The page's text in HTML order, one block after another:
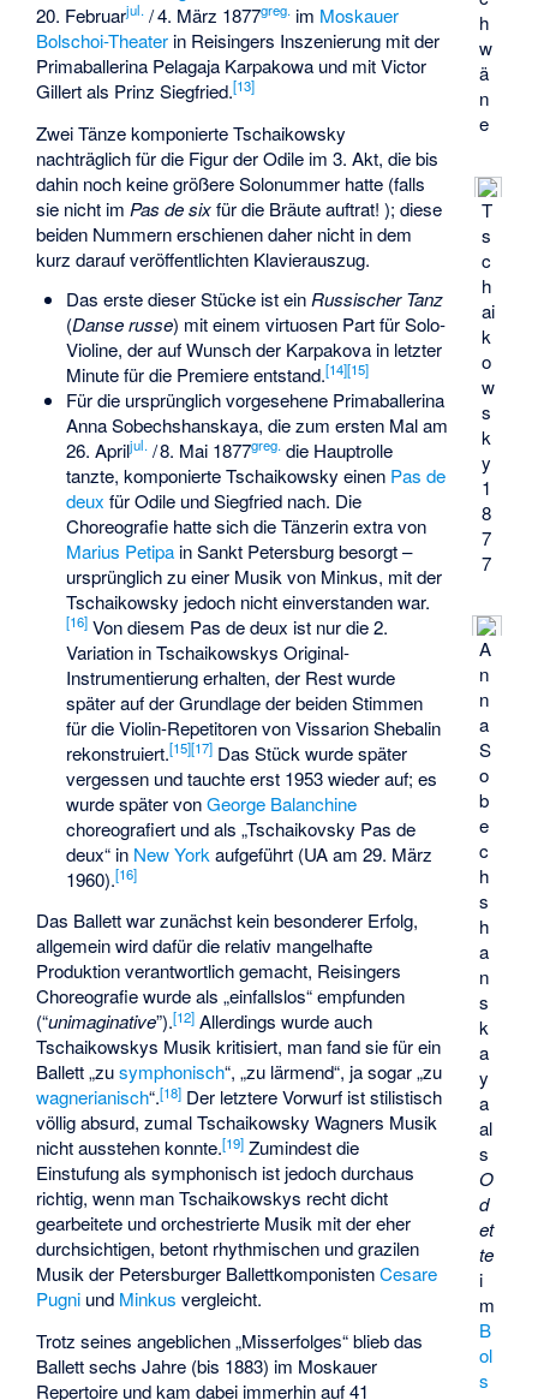
h
w
ä
n
e
T
s
c
h
ai
k
o
w
s
k
y
1
8
7
7
20. Februarjul. /4. März 1877greg.im Moskauer
Bolschoi-Theater in Reisingers Inszenierung mit der
Primaballerina Pelagaja Karpakowa und mit Victor
Gillert als Prinz Siegfried.[13]
Zwei Tänze komponierte Tschaikowsky
nachträglich für die Figur der Odile im 3. Akt, die bis
dahin noch keine größere Solonummer hatte (falls
sie nicht im Pas de sixfür die Bräute auftrat! ); diese
beiden Nummern erschienen daher nicht in dem
kurz darauf veröffentlichten Klavierauszug.
A
n
n
a
S
o
b
e
c
h
s
h
a
n
s
k
a
y
a
al
s
O
d
et
te
i
m
B
ol
s
Das erste dieser Stücke ist ein Russischer Tanz
(Danse russe) mit einem virtuosen Part für Solo-
Violine, der auf Wunsch der Karpakova in letzter
Minute für die Premiere entstand.[14][15]
Für die ursprünglich vorgesehene Primaballerina
Anna Sobechshanskaya, die zum ersten Mal am
26. Apriljul./8. Mai 1877greg. die Hauptrolle
tanzte, komponierte Tschaikowsky einen Pas de
deux für Odile und Siegfried nach. Die
Choreografie hatte sich die Tänzerin extra von
Marius Petipain Sankt Petersburg besorgt –
ursprünglich zu einer Musik von Minkus, mit der
Tschaikowsky jedoch nicht einverstanden war.
[16]Von diesem Pas de deux ist nur die 2.
Variation in Tschaikowskys Original-
Instrumentierung erhalten, der Rest wurde
später auf der Grundlage der beiden Stimmen
für die Violin-Repetitoren vonVissarion Shebalin
rekonstruiert.[15][17]Das Stück wurde später
vergessen und tauchte erst 1953 wieder auf; es
wurde später vonGeorge Balanchine
choreografiert und als „Tschaikovsky Pas de
deux“ in New York aufgeführt (UA am 29. März
1960).[16]
Das Ballett war zunächst kein besonderer Erfolg,
allgemein wird dafür die relativ mangelhafte
Produktion verantwortlich gemacht, Reisingers
Choreografie wurde als „einfallslos“ empfunden
(“unimaginative”).[12] Allerdings wurde auch
Tschaikowskys Musik kritisiert, man fand sie für ein
Ballett „zusymphonisch“, „zu lärmend“, ja sogar „zu
wagnerianisch“.[18] Der letztere Vorwurf ist stilistisch
völlig absurd, zumal Tschaikowsky Wagners Musik
nicht ausstehen konnte.[19] Zumindest die
Einstufung als symphonisch ist jedoch durchaus
richtig, wenn man Tschaikowskys recht dicht
gearbeitete und orchestrierte Musik mit der eher
durchsichtigen, betont rhythmischen und grazilen
Musik der Petersburger BallettkomponistenCesare
Pugni und Minkus vergleicht.
Trotz seines angeblichen „Misserfolges“ blieb das
Ballett sechs Jahre (bis 1883) im Moskauer
Repertoire und kam dabei immerhin auf 41